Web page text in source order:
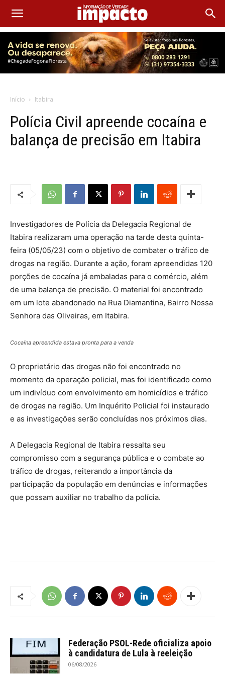
Início Itabira
Polícia Civil apreende cocaína e
balança de precisão em Itabira
Investigadores de Polícia da Delegacia Regional de
Itabira realizaram uma operação na tarde desta quinta-
feira (05/05/23) com o objetivo de combater o tráfico de
drogas na região. Durante a ação, foram apreendidas 120
porções de cocaína já embaladas para o comércio, além
de uma balança de precisão. O material foi encontrado
em um lote abandonado na Rua Diamantina, Bairro Nossa
Senhora das Oliveiras, em Itabira.
Cocaína apreendida estava pronta para a venda
O proprietário das drogas não foi encontrado no
momento da operação policial, mas foi identificado como
um indivíduo com envolvimento em homicídios e tráfico
de drogas na região. Um Inquérito Policial foi instaurado
e as investigações serão concluídas nos próximos dias.
A Delegacia Regional de Itabira ressalta seu
compromisso com a segurança pública e o combate ao
tráfico de drogas, reiterando a importância da
participação da população em denúncias e informações
que possam auxiliar no trabalho da polícia.
Federação PSOL-Rede oficializa apoio
à candidatura de Lula à reeleição
06/08/2026